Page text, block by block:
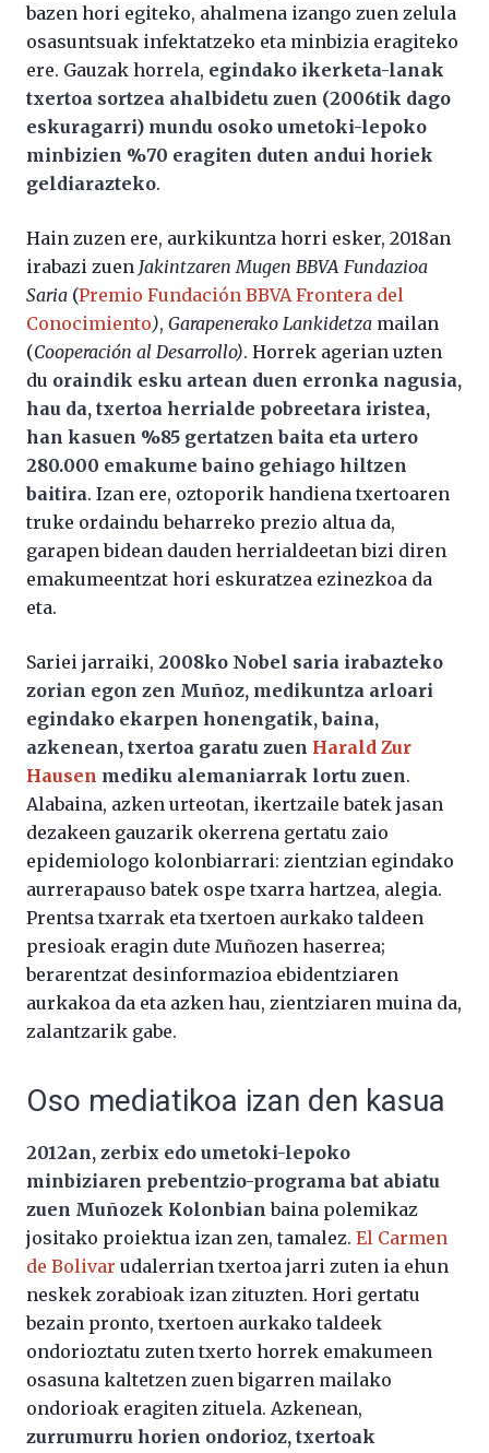
bazen hori egiteko, ahalmena izango zuen zelula
osasuntsuak infektatzeko eta minbizia eragiteko
ere. Gauzak horrela, egindako ikerketa-lanak
txertoa sortzea ahalbidetu zuen (2006tik dago
eskuragarri) mundu osoko umetoki-lepoko
minbizien %70 eragiten duten andui horiek
geldiarazteko.
Hain zuzen ere, aurkikuntza horri esker, 2018an
irabazi zuen Jakintzaren Mugen BBVA Fundazioa
Saria (Premio Fundación BBVA Frontera del
Conocimiento), Garapenerako Lankidetza mailan
(Cooperación al Desarrollo). Horrek agerian uzten
du oraindik esku artean duen erronka nagusia,
hau da, txertoa herrialde pobreetara iristea,
han kasuen %85 gertatzen baita eta urtero
280.000 emakume baino gehiago hiltzen
baitira. Izan ere, oztoporik handiena txertoaren
truke ordaindu beharreko prezio altua da,
garapen bidean dauden herrialdeetan bizi diren
emakumeentzat hori eskuratzea ezinezkoa da
eta.
Sariei jarraiki, 2008ko Nobel saria irabazteko
zorian egon zen Muñoz, medikuntza arloari
egindako ekarpen honengatik, baina,
azkenean, txertoa garatu zuen Harald Zur
Hausen mediku alemaniarrak lortu zuen.
Alabaina, azken urteotan, ikertzaile batek jasan
dezakeen gauzarik okerrena gertatu zaio
epidemiologo kolonbiarrari: zientzian egindako
aurrerapauso batek ospe txarra hartzea, alegia.
Prentsa txarrak eta txertoen aurkako taldeen
presioak eragin dute Muñozen haserrea;
berarentzat desinformazioa ebidentziaren
aurkakoa da eta azken hau, zientziaren muina da,
zalantzarik gabe.
Oso mediatikoa izan den kasua
2012an, zerbix edo umetoki-lepoko
minbiziaren prebentzio-programa bat abiatu
zuen Muñozek Kolonbian baina polemikaz
jositako proiektua izan zen, tamalez. El Carmen
de Bolivar udalerrian txertoa jarri zuten ia ehun
neskek zorabioak izan zituzten. Hori gertatu
bezain pronto, txertoen aurkako taldeek
ondorioztatu zuten txerto horrek emakumeen
osasuna kaltetzen zuen bigarren mailako
ondorioak eragiten zituela. Azkenean,
zurrumurru horien ondorioz, txertoak